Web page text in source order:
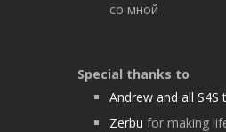
со мной
Special thanks to
Andrew and all S4S
Zerbu for making